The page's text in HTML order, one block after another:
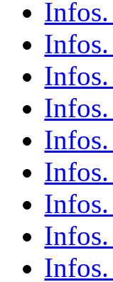
Infos.
Infos.
Infos.
Infos.
Infos.
Infos.
Infos.